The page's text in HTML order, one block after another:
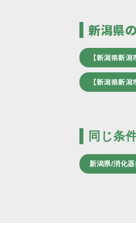
新潟県
【新潟県新
【新潟県新
同じ条
新潟県/消化